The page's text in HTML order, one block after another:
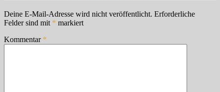
Deine E-Mail-Adresse wird nicht veröffentlicht. Erforderliche
Felder sind mit * markiert
Kommentar *